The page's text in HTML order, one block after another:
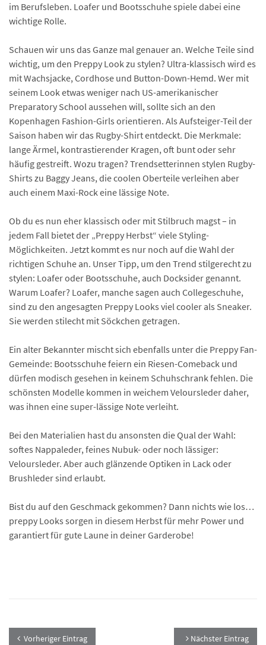
im Berufsleben. Loafer und Bootsschuhe spiele dabei eine
wichtige Rolle.
Schauen wir uns das Ganze mal genauer an. Welche Teile sind
wichtig, um den Preppy Look zu stylen? Ultra-klassisch wird es
mit Wachsjacke, Cordhose und Button-Down-Hemd. Wer mit
seinem Look etwas weniger nach US-amerikanischer
Preparatory School aussehen will, sollte sich an den
Kopenhagen Fashion-Girls orientieren. Als Aufsteiger-Teil der
Saison haben wir das Rugby-Shirt entdeckt. Die Merkmale:
lange Ärmel, kontrastierender Kragen, oft bunt oder sehr
häufig gestreift. Wozu tragen? Trendsetterinnen stylen Rugby-
Shirts zu Baggy Jeans, die coolen Oberteile verleihen aber
auch einem Maxi-Rock eine lässige Note.
Ob du es nun eher klassisch oder mit Stilbruch magst – in
jedem Fall bietet der „Preppy Herbst“ viele Styling-
Möglichkeiten. Jetzt kommt es nur noch auf die Wahl der
richtigen Schuhe an. Unser Tipp, um den Trend stilgerecht zu
stylen: Loafer oder Bootsschuhe, auch Docksider genannt.
Warum Loafer? Loafer, manche sagen auch Collegeschuhe,
sind zu den angesagten Preppy Looks viel cooler als Sneaker.
Sie werden stilecht mit Söckchen getragen.
Ein alter Bekannter mischt sich ebenfalls unter die Preppy Fan-
Gemeinde: Bootsschuhe feiern ein Riesen-Comeback und
dürfen modisch gesehen in keinem Schuhschrank fehlen. Die
schönsten Modelle kommen in weichem Veloursleder daher,
was ihnen eine super-lässige Note verleiht.
Bei den Materialien hast du ansonsten die Qual der Wahl:
softes Nappaleder, feines Nubuk- oder noch lässiger:
Veloursleder. Aber auch glänzende Optiken in Lack oder
Brushleder sind erlaubt.
Bist du auf den Geschmack gekommen? Dann nichts wie los…
preppy Looks sorgen in diesem Herbst für mehr Power und
garantiert für gute Laune in deiner Garderobe!
Vorheriger Eintrag Nächster Eintrag